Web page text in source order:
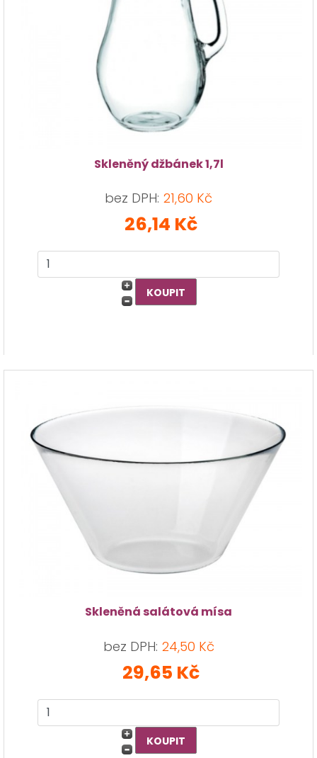
zboží nebylo nalezeno
Skleněný džbánek 1,7l
bez DPH: 21,60 Kč
26,14 Kč
Skleněná salátová mísa
bez DPH: 24,50 Kč
29,65 Kč